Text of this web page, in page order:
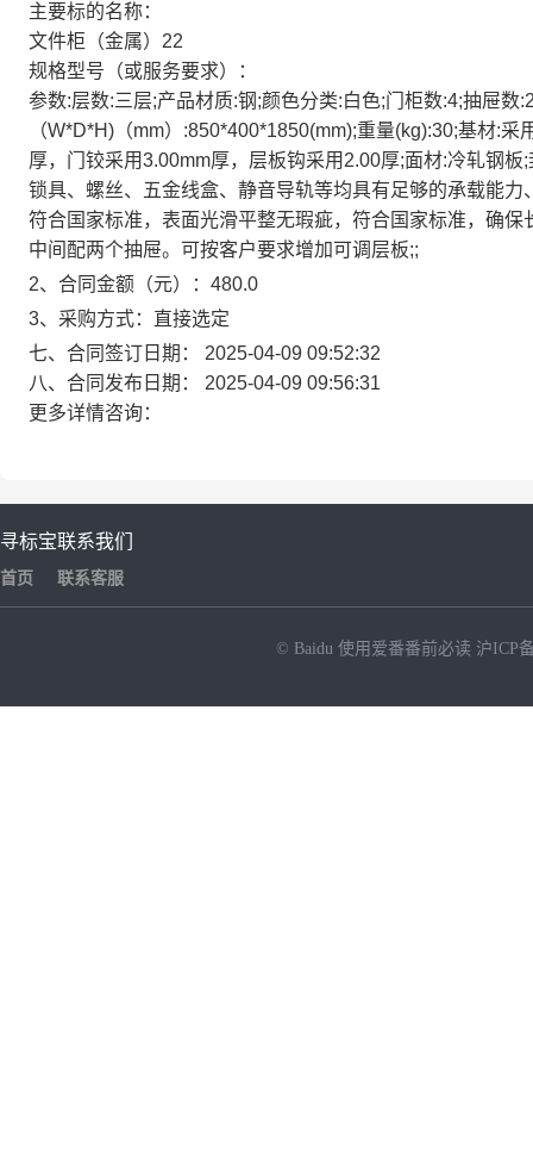
主要标的名称：
文件柜（金属）22
规格型号（或服务要求）：
参数:层数:三层;产品材质:钢;颜色分类:白色;门柜数:4;抽屉
（W*D*H)（mm）:850*400*1850(mm);重量(kg):30;基材:
厚，门铰采用3.00mm厚，层板钩采用2.00厚;面材:冷轧钢
锁具、螺丝、五金线盒、静音导轨等均具有足够的承载能
符合国家标准，表面光滑平整无瑕疵，符合国家标准，确
中间配两个抽屉。可按客户要求增加可调层板;;
2、合同金额（元）：480.0
3、采购方式：直接选定
七、合同签订日期： 2025-04-09 09:52:32
八、合同发布日期： 2025-04-09 09:56:31
更多详情咨询：
寻标宝
首页
联系我们
联系客服
© Baidu 使用爱番番前必读 沪ICP